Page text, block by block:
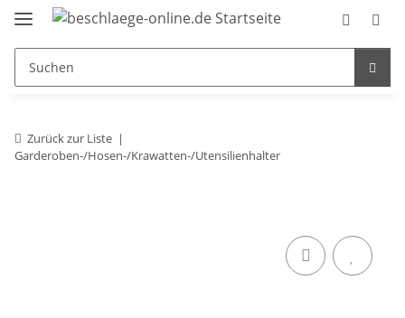
Zurück zur Liste
Garderoben-/Hosen-/Krawatten-/Utensilienhalter